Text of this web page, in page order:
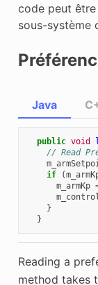
code peut être
sous-système
Java
public void
// Read
if
(
m_armKp
}
}
Reading a
method takes